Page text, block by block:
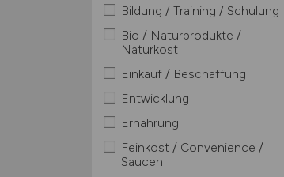
Bildung / Training / Schulung
Bio / Naturprodukte /
Naturkost
Einkauf / Beschaffung
Entwicklung
Ernährung
Feinkost / Convenience /
Saucen